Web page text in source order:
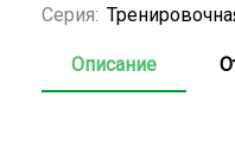
Серия:
Описание